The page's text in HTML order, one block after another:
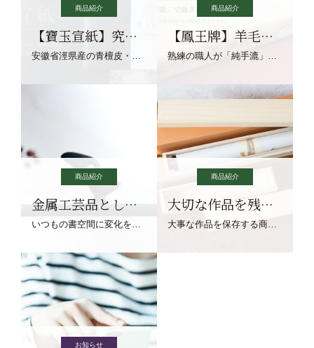
商品紹介
【寶玉宣紙】究極の純粋な宣紙を目指す寶玉宣紙
安徽省涇県産の青檀皮・砂田稲藁・清らかな渓流水、熟練手漉き職人の卓越した手漉技術による最高級の純宣紙です。
商品紹介
【鳳王牌】羊毛筆×濃墨での揮毫に最適な宣紙系画仙紙
熟練の職人が「純手漉」で漉きあげる書画紙。宣紙を好まれるお客様向けの棉料単宣に漉きあげました。
商品紹介
金属工芸品としての文鎮
いつもの書空間に変化を与えてくれる、見ているだけで愉しくなる金属工芸品の文鎮をご紹介します。
商品紹介
大切な作品を残す作品保存商品
大事な作品を保存する商品を取りまとめてご紹介ます。
お知らせ